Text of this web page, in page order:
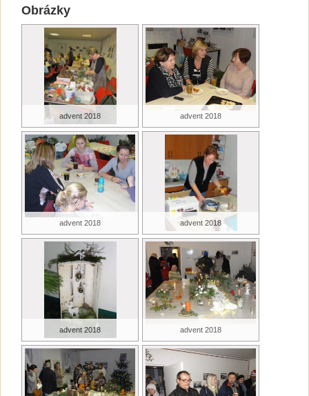
Obrázky
advent 2018 advent 2018
advent 2018 advent 2018
advent 2018 advent 2018